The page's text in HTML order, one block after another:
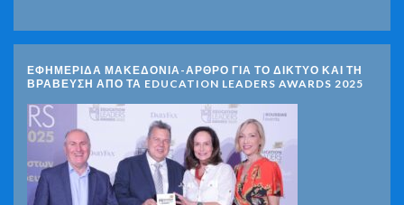
ΕΦΗΜΕΡΙΔΑ ΜΑΚΕΔΟΝΙΑ-ΑΡΘΡΟ ΓΙΑ ΤΟ ΔΙΚΤΥΟ ΚΑΙ ΤΗ
ΒΡΑΒΕΥΣΗ ΑΠΟ ΤΑ EDUCATION LEADERS AWARDS 2025